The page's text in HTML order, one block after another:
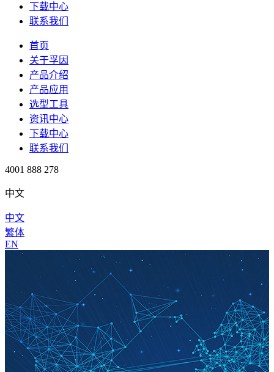
下载中心
联系我们
首页
关于孚因
产品介绍
产品应用
选型工具
资讯中心
下载中心
联系我们
4001 888 278
中文
中文
繁体
EN